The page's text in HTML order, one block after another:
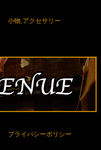
小物,アクセサリー
プライバシーポリシー